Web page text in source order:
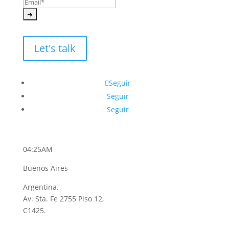
Let's talk
Seguir
Seguir
Seguir
04:25AM
Buenos Aires
Argentina.
Av. Sta. Fe 2755 Piso 12,
C1425.